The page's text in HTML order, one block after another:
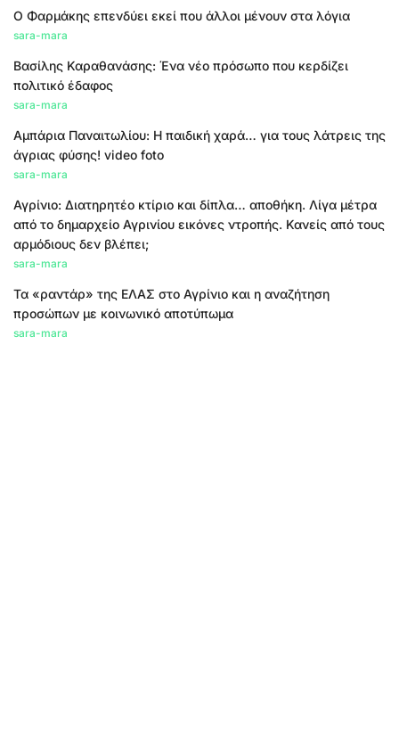
Ο Φαρμάκης επενδύει εκεί που άλλοι μένουν στα λόγια
sara-mara
Βασίλης Καραθανάσης: Ένα νέο πρόσωπο που κερδίζει
πολιτικό έδαφος
sara-mara
Αμπάρια Παναιτωλίου: Η παιδική χαρά… για τους λάτρεις της
άγριας φύσης! video foto
sara-mara
Αγρίνιο: Διατηρητέο κτίριο και δίπλα… αποθήκη. Λίγα μέτρα
από το δημαρχείο Αγρινίου εικόνες ντροπής. Κανείς από τους
αρμόδιους δεν βλέπει;
sara-mara
Τα «ραντάρ» της ΕΛΑΣ στο Αγρίνιο και η αναζήτηση
προσώπων με κοινωνικό αποτύπωμα
sara-mara